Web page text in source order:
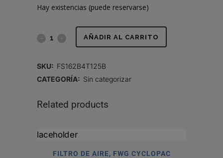
Hay existencias (puede reservarse)
FILTRO
FS162B4T125B
AÑADIR AL CARRITO
SKU: FS162B4T125B
CATEGORÍA: Sin categorizar
Related products
FILTRO DE AIRE, FWG CYCLOPAC